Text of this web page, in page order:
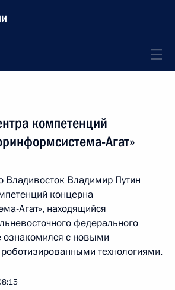
компетенций
Агат»
Владивосток Владимир Путин
концерна
Агат», находящийся
федерального
ознакомился с новыми
технологиями.